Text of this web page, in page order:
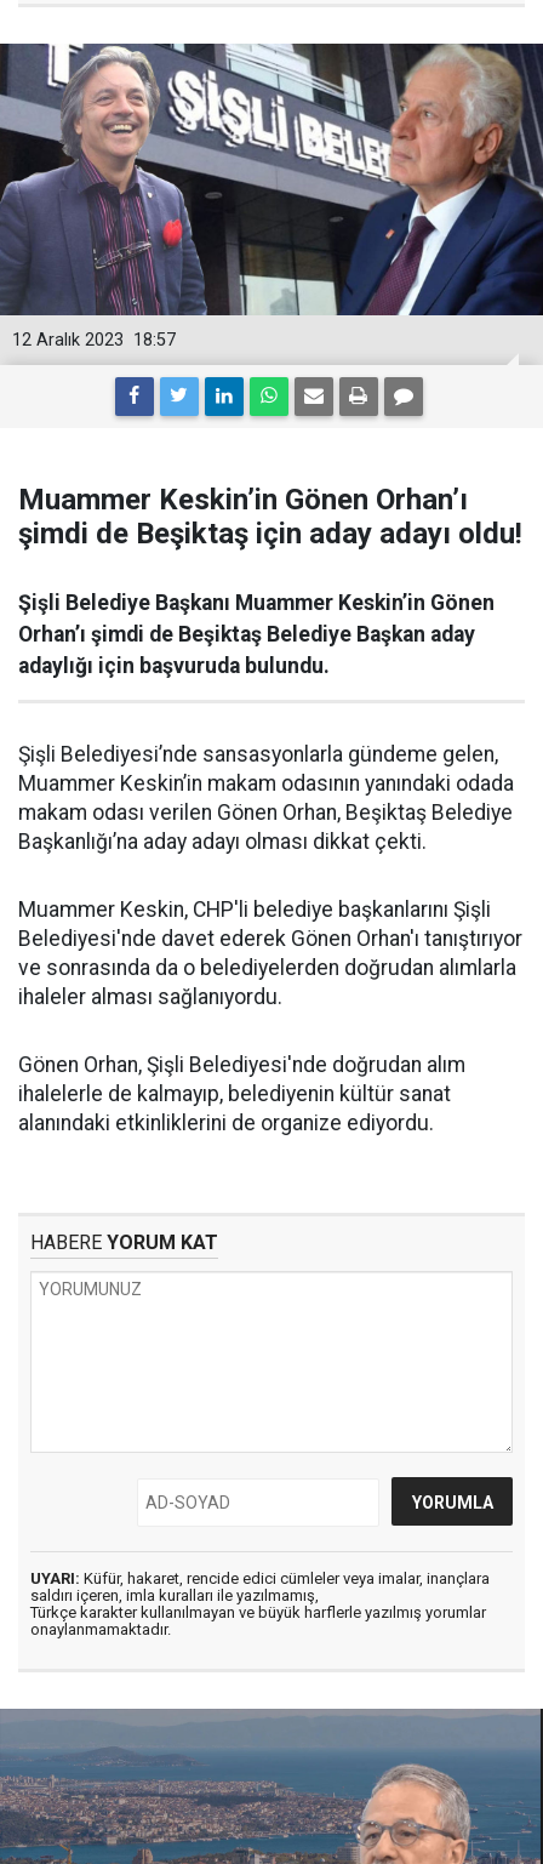
18:57
12 Aralık 2023
Muammer Keskin’in Gönen Orhan’ı
şimdi de Beşiktaş için aday adayı oldu!
Şişli Belediye Başkanı Muammer Keskin’in Gönen
Orhan’ı şimdi de Beşiktaş Belediye Başkan aday
adaylığı için başvuruda bulundu.
Şişli Belediyesi’nde sansasyonlarla gündeme gelen,
Muammer Keskin’in makam odasının yanındaki odada
makam odası verilen Gönen Orhan, Beşiktaş Belediye
Başkanlığı’na aday adayı olması dikkat çekti.
Muammer Keskin, CHP'li belediye başkanlarını Şişli
Belediyesi'nde davet ederek Gönen Orhan'ı tanıştırıyor
ve sonrasında da o belediyelerden doğrudan alımlarla
ihaleler alması sağlanıyordu.
Gönen Orhan, Şişli Belediyesi'nde doğrudan alım
ihalelerle de kalmayıp, belediyenin kültür sanat
alanındaki etkinliklerini de organize ediyordu.
HABERE YORUM KAT
UYARI: Küfür, hakaret, rencide edici cümleler veya imalar, inançlara
saldırı içeren, imla kuralları ile yazılmamış,
Türkçe karakter kullanılmayan ve büyük harflerle yazılmış yorumlar
onaylanmamaktadır.